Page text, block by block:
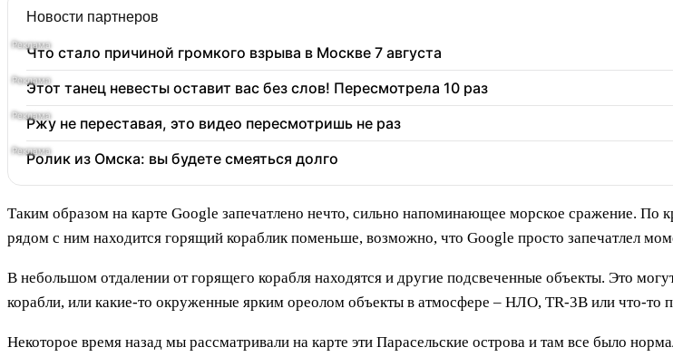
Новости партнеров
Что стало причиной громкого взрыва в Москве 7 августа
Этот танец невесты оставит вас без слов! Пересмотрела 10 раз
Ржу не переставая, это видео пересмотришь не раз
Ролик из Омска: вы будете смеяться долго
Таким образом на карте Google запечатлено нечто, сильно напоминающее морское сражение. По
рядом с ним находится горящий кораблик поменьше, возможно, что Google просто запечатлел
В небольшом отдалении от горящего корабля находятся и другие подсвеченные объекты. Это
корабли, или какие-то окруженные ярким ореолом объекты в атмосфере – НЛО, TR-3B или что-то
Некоторое время назад мы рассматривали на карте эти Парасельские острова и там все было